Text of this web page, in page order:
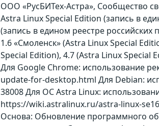
ООО «РусБИТех-Астра», Сообщество
Astra Linux Special Edition (запись в
(запись в едином реестре
1.6 «Смоленск» (Astra Linux Special
Special Edition), 4.7 (Astra Linux
Для Google Chrome: использование
update-for-desktop.html Для Debian:
38008 Для ОС Astra Linux:
https://wiki.astralinux.ru/astra-linux-
Основа: Обновление программного